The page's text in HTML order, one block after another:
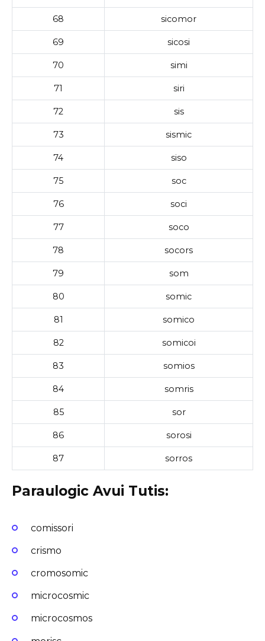
68 sicomor
69 sicosi
70 simi
71 siri
72 sis
73 sismic
74 siso
75 soc
76 soci
77 soco
78 socors
79 som
80 somic
81 somico
82 somicoi
83 somios
84 somris
85 sor
86 sorosi
87 sorros
Paraulogic Avui Tutis:
comissori
crismo
cromosomic
microcosmic
microcosmos